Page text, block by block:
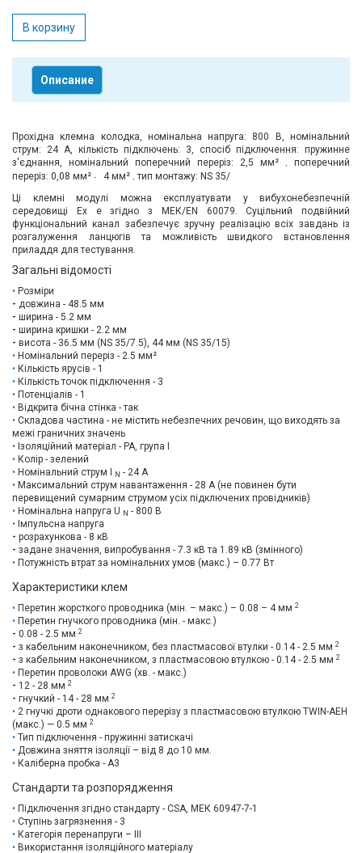
В корзину
Описание
Прохідна клемна колодка, номінальна напруга: 800 В, номінальний
струм: 24 А, кількість підключень: 3, спосіб підключення: пружинне
з'єднання, номінальний поперечний переріз: 2,5 мм²
,
поперечний
переріз: 0,08 мм² - 4 мм² , тип монтажу: NS 35/
Ці клемні модулі можна експлуатувати у вибухонебезпечній
середовищі Ex e згідно з МЕК/EN 60079. Суцільний подвійний
функціональний канал забезпечує зручну реалізацію всіх завдань із
розгалуження ланцюгів та можливість швидкого встановлення
приладдя для тестування.
Загальні відомості
Розміри
- довжина - 48.5 мм
- ширина - 5.2 мм
- ширина кришки - 2.2 мм
- висота - 36.5 мм (NS 35/7.5), 44 мм (NS 35/15)
Номінальний переріз - 2.5 мм²
Кількість ярусів - 1
Кількість точок підключення - 3
Потенціалів - 1
Відкрита бічна стінка - так
Складова частина - не містить небезпечних речовин, що виходять за
межі граничних значень
Ізоляційний матеріал - PA, група I
Колір - зелений
Номінальний струм I
N - 24 А
Максимальний струм навантаження - 28 А (не повинен бути
перевищений сумарним струмом усіх підключених провідників)
Номінальна напруга U N - 800 В
Імпульсна напруга
- розрахункова - 8 кВ
- задане значення, випробування - 7.3 кВ та 1.89 кВ (змінного)
Потужність втрат за номінальних умов (макс.) – 0.77 Вт
Характеристики клем
Перетин жорсткого проводника (мін. – макс.) – 0.08 – 4 мм 2
Перетин гнучкого проводника (мін. - макс.)
- 0.08 - 2.5 мм 2
- з кабельним наконечником, без пластмасової втулки - 0.14 - 2.5 мм 2
- з кабельним наконечником, з пластмасовою втулкою - 0.14 - 2.5 мм 2
Перетин проволоки AWG (хв. - макс.)
- 12 - 28 мм 2
- гнучкий - 14 - 28 мм 2
2 гнучкі дроти однакового перерізу з пластмасовою втулкою TWIN-AEH
(макс.) — 0.5 мм 2
Тип підключення - пружинні затискачі
Довжина зняття ізоляції – від 8 до 10 мм.
Каліберна пробка - A3
Стандарти та розпорядження
Підключення згідно стандарту - CSA, МЕК 60947-7-1
Ступінь загрязнення - 3
Категорія перенапруги – III
Використання ізоляційного матеріалу